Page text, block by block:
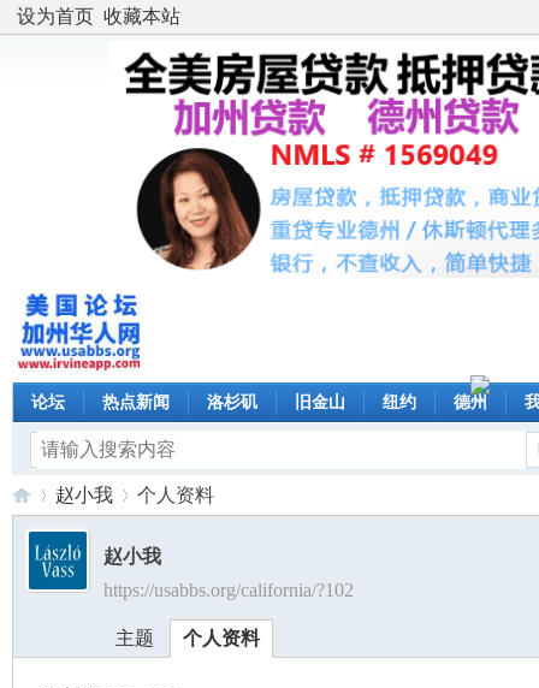
设为首页 收藏本站
论坛 热点新闻 洛杉矶 旧金山 纽约 德州
美›
赵小我
›
个人资料
赵小我
https://usabbs.org/california/?102
主题 个人资料